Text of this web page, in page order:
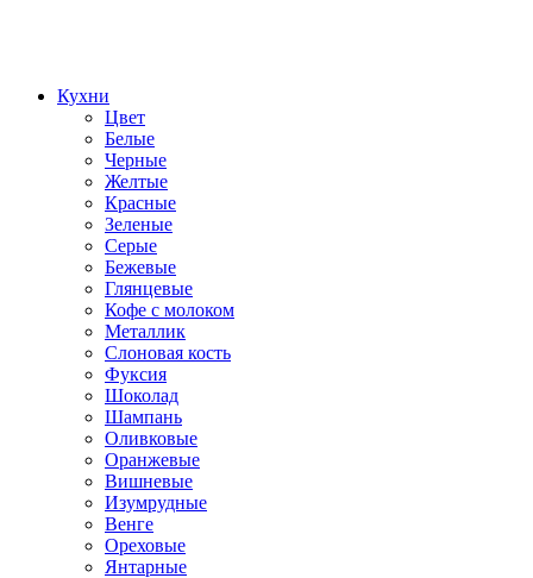
Кухни
Цвет
Белые
Черные
Желтые
Красные
Зеленые
Серые
Бежевые
Глянцевые
Кофе с молоком
Металлик
Слоновая кость
Фуксия
Шоколад
Шампань
Оливковые
Оранжевые
Вишневые
Изумрудные
Венге
Ореховые
Янтарные